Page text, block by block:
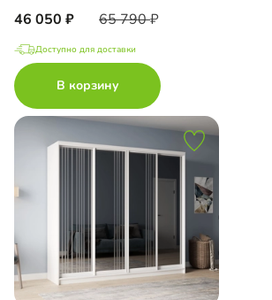
46 050 65 790
Доступно для доставки
В корзину